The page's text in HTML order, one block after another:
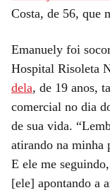
Costa, de 56, que
Emanuely foi
Hospital Risoleta
dela, de 19 anos,
comercial no dia
de sua vida.
atirando na minha
E ele me
[ele] apontando a